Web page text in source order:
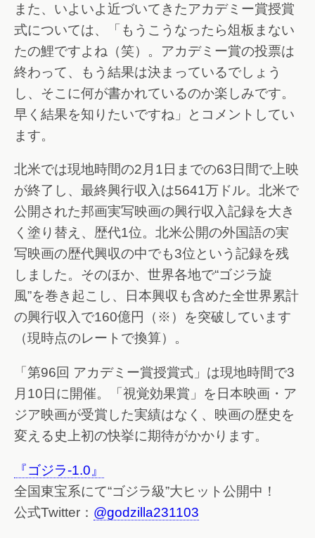
また、いよいよ近づいてきたアカデミー賞授賞
式については、「もうこうなったら俎板まない
たの鯉ですよね（笑）。アカデミー賞の投票は
終わって、もう結果は決まっているでしょう
し、そこに何が書かれているのか楽しみです。
早く結果を知りたいですね」とコメントしてい
ます。
北米では現地時間の2月1日までの63日間で上映
が終了し、最終興行収入は5641万ドル。北米で
公開された邦画実写映画の興行収入記録を大き
く塗り替え、歴代1位。北米公開の外国語の実
写映画の歴代興収の中でも3位という記録を残
しました。そのほか、世界各地で“ゴジラ旋
風”を巻き起こし、日本興収も含めた全世界累計
の興行収入で160億円（※）を突破しています
（現時点のレートで換算）。
「第96回 アカデミー賞授賞式」は現地時間で3
月10日に開催。「視覚効果賞」を日本映画・ア
ジア映画が受賞した実績はなく、映画の歴史を
変える史上初の快挙に期待がかかります。
『ゴジラ-1.0』
全国東宝系にて“ゴジラ級”大ヒット公開中！
公式Twitter： @godzilla231103